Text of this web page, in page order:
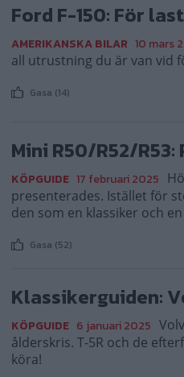
Ford F-150: För
AMERIKANSKA BILAR 10 mars
all utrustning du är van vid
Gasa (14)
Mini R50/R52/
KÖPGUIDE 17 februari 2025
presenterades. Istället för
den som en klassiker och
Gasa (52)
Klassikerguiden:
KÖPGUIDE 6 januari 2025
ålderskris. T-5R och de
köra!